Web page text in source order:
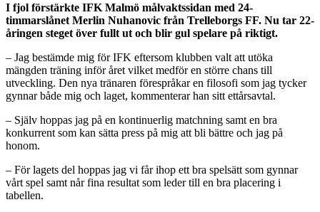
I fjol förstärkte IFK Malmö målvaktssidan med 24-
timmarslånet Merlin Nuhanovic från Trelleborgs FF. Nu tar 22-
åringen steget över fullt ut och blir gul spelare på riktigt.
– Jag bestämde mig för IFK eftersom klubben valt att utöka
mängden träning inför året vilket medför en större chans till
utveckling. Den nya tränaren förespråkar en filosofi som jag tycker
gynnar både mig och laget, kommenterar han sitt ettårsavtal.
– Själv hoppas jag på en kontinuerlig matchning samt en bra
konkurrent som kan sätta press på mig att bli bättre och jag på
honom.
– För lagets del hoppas jag vi får ihop ett bra spelsätt som gynnar
vårt spel samt når fina resultat som leder till en bra placering i
tabellen.